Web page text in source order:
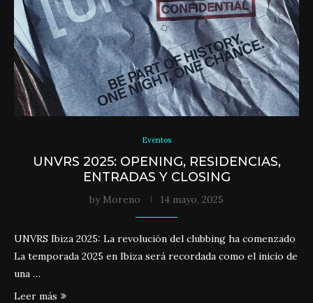
Eventos
UNVRS 2025: OPENING, RESIDENCIAS,
ENTRADAS Y CLOSING
by Moreno 14 mayo, 2025
UNVRS Ibiza 2025: La revolución del clubbing ha comenzado
La temporada 2025 en Ibiza será recordada como el inicio de
una …
Leer más